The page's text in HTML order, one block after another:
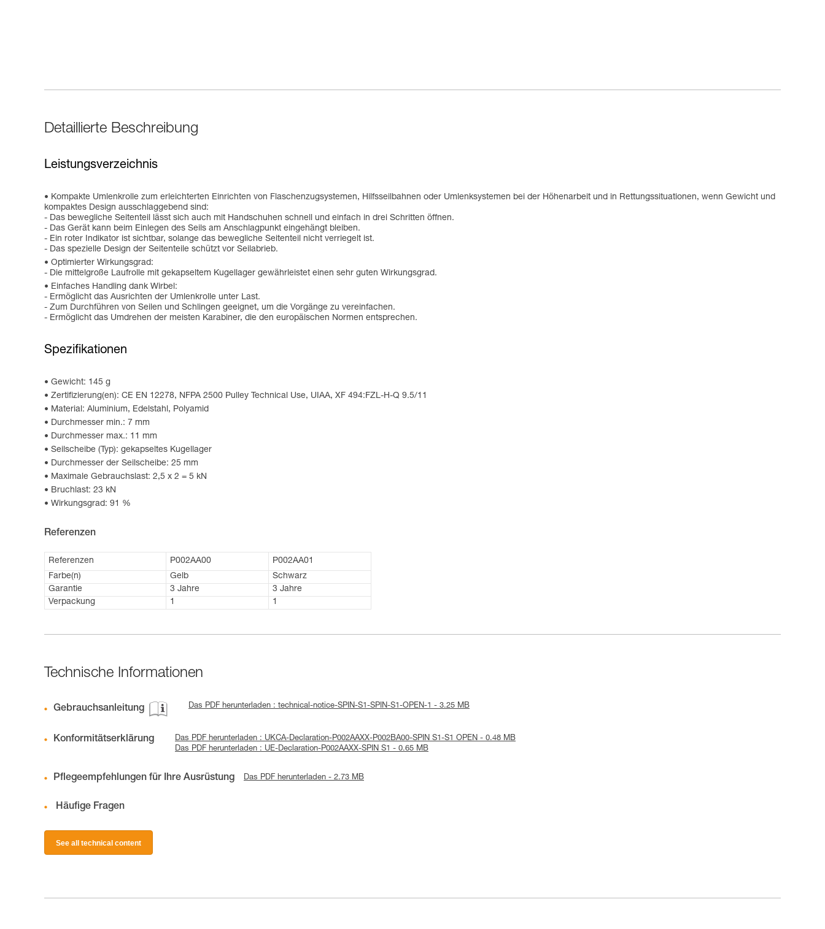
Detaillierte Beschreibung
Leistungsverzeichnis
Kompakte Umlenkrolle zum erleichterten Einrichten von Flaschenzugsystemen, Hilfsseilbahnen oder Umlenksystemen bei der Höhenarbeit und in Rettungssituationen, wenn Gewicht und
kompaktes Design ausschlaggebend sind:
- Das bewegliche Seitenteil lässt sich auch mit Handschuhen schnell und einfach in drei Schritten öffnen.
- Das Gerät kann beim Einlegen des Seils am Anschlagpunkt eingehängt bleiben.
- Ein roter Indikator ist sichtbar, solange das bewegliche Seitenteil nicht verriegelt ist.
- Das spezielle Design der Seitenteile schützt vor Seilabrieb.
Optimierter Wirkungsgrad:
- Die mittelgroße Laufrolle mit gekapseltem Kugellager gewährleistet einen sehr guten Wirkungsgrad.
Einfaches Handling dank Wirbel:
- Ermöglicht das Ausrichten der Umlenkrolle unter Last.
- Zum Durchführen von Seilen und Schlingen geeignet, um die Vorgänge zu vereinfachen.
- Ermöglicht das Umdrehen der meisten Karabiner, die den europäischen Normen entsprechen.
Spezifikationen
Gewicht: 145 g
Zertifizierung(en): CE EN 12278, NFPA 2500 Pulley Technical Use, UIAA, XF 494:FZL-H-Q 9.5/11
Material: Aluminium, Edelstahl, Polyamid
Durchmesser min.: 7 mm
Durchmesser max.: 11 mm
Seilscheibe (Typ): gekapseltes Kugellager
Durchmesser der Seilscheibe: 25 mm
Maximale Gebrauchslast: 2,5 x 2 = 5 kN
Bruchlast: 23 kN
Wirkungsgrad: 91 %
Referenzen
Referenzen P002AA00
P002AA01
Farbe(n)
Gelb
Schwarz
Garantie
3 Jahre
3 Jahre
Verpackung
1 1
Technische Informationen
Gebrauchsanleitung Das PDF herunterladen : technical-notice-SPIN-S1-SPIN-S1-OPEN-1 - 3.25 MB
Konformitätserklärung
Das PDF herunterladen : UKCA-Declaration-P002AAXX-P002BA00-SPIN S1-S1 OPEN - 0.48 MB
Das PDF herunterladen : UE-Declaration-P002AAXX-SPIN S1 - 0.65 MB
Pflegeempfehlungen für Ihre Ausrüstung Das PDF herunterladen - 2.73 MB
Häufige Fragen
See all technical content